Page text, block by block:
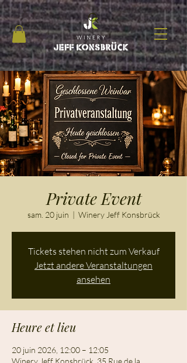
Private Event
sam. 20 juin
  |
Winery Jeff Konsbrück
Tickets stehen nicht zum Verkauf
Jetzt andere Veranstaltungen
ansehen
Heure et lieu
20 juin 2026, 12:00 – 12:05
Winery Jeff Konsbrück, 35 Rue de la